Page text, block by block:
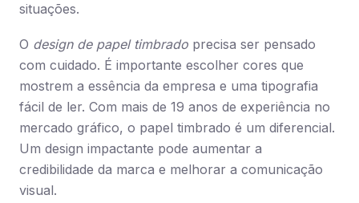
situações.
O design de papel timbrado precisa ser pensado
com cuidado. É importante escolher cores que
mostrem a essência da empresa e uma tipografia
fácil de ler. Com mais de 19 anos de experiência no
mercado gráfico, o papel timbrado é um diferencial.
Um design impactante pode aumentar a
credibilidade da marca e melhorar a comunicação
visual.